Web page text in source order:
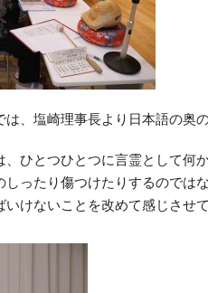
は、塩崎理事長より日本語の奥
、ひとつひとつに言霊として何
しったり傷つけたりするのでは
いけないことを改めて感じさせ